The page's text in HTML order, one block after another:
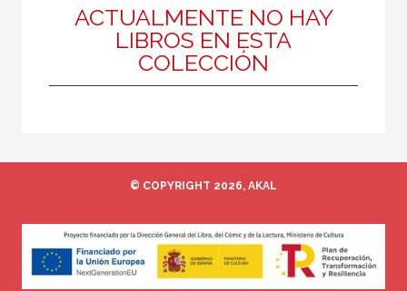
MATERIAS
Moderna
Mitología y religiones antiguas
ACTUALMENTE NO HAY
LIBROS EN ESTA
COLECCIÓN
© COPYRIGHT 2026, AKAL